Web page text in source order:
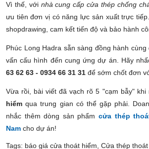
Vì thế, với nhà cung cấp cửa thép chống
ưu tiên đơn vị có năng lực sản xuất trực
shopdrawing, cam kết tiến độ và bảo hành
Phúc Long Hadra sẵn sàng đồng hành
vấn cấu hình đến cung ứng dự án. Hãy
63 62 63 - 0934 66 31 31 để sớm chốt đơn
Vừa rồi, bài viết đã vạch rõ 5 "cạm bẫy" khi
hiểm qua trung gian có thể gặp phải.
nhắc thêm dòng sản phẩm cửa thép
Nam cho dự án!
Tags: báo giá cửa thoát hiểm Cửa thép